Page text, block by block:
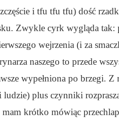
i tfu tfu tfu) dość
Zwykle cyrk wygląda tak:
wejrzenia (i za
naszego to przede
wypełniona po brzegi.
plus czynniki
krótko mówiąc